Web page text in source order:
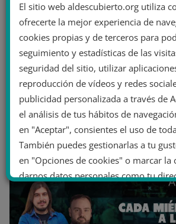
El sitio web aldescubierto.org utiliza
ofrecerte la mejor experiencia de
cookies propias y de terceros para
seguimiento y estadísticas de las
seguridad del sitio, utilizar
reproducción de vídeos y redes
publicidad personalizada a través de
el análisis de tus hábitos de
en "Aceptar", consientes el uso de
También puedes gestionarlas a tu
en "Opciones de cookies" o marcar la
darnos datos personales como tu
último, puedes leer nuestra Política